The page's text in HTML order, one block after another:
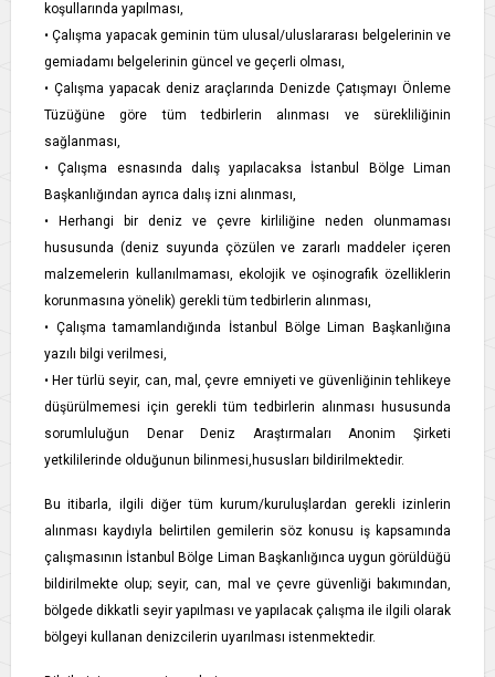
koşullarında yapılması,
• Çalışma yapacak geminin tüm ulusal/uluslararası belgelerinin ve
gemiadamı belgelerinin güncel ve geçerli olması,
• Çalışma yapacak deniz araçlarında Denizde Çatışmayı Önleme
Tüzüğüne göre tüm tedbirlerin alınması ve sürekliliğinin
sağlanması,
• Çalışma esnasında dalış yapılacaksa İstanbul Bölge Liman
Başkanlığından ayrıca dalış izni alınması,
• Herhangi bir deniz ve çevre kirliliğine neden olunmaması
hususunda (deniz suyunda çözülen ve zararlı maddeler içeren
malzemelerin kullanılmaması, ekolojik ve oşinografik özelliklerin
korunmasına yönelik) gerekli tüm tedbirlerin alınması,
• Çalışma tamamlandığında İstanbul Bölge Liman Başkanlığına
yazılı bilgi verilmesi,
• Her türlü seyir, can, mal, çevre emniyeti ve güvenliğinin tehlikeye
düşürülmemesi için gerekli tüm tedbirlerin alınması hususunda
sorumluluğun Denar Deniz Araştırmaları Anonim Şirketi
yetkililerinde olduğunun bilinmesi,hususları bildirilmektedir.
Bu itibarla, ilgili diğer tüm kurum/kuruluşlardan gerekli izinlerin
alınması kaydıyla belirtilen gemilerin söz konusu iş kapsamında
çalışmasının İstanbul Bölge Liman Başkanlığınca uygun görüldüğü
bildirilmekte olup; seyir, can, mal ve çevre güvenliği bakımından,
bölgede dikkatli seyir yapılması ve yapılacak çalışma ile ilgili olarak
bölgeyi kullanan denizcilerin uyarılması istenmektedir.